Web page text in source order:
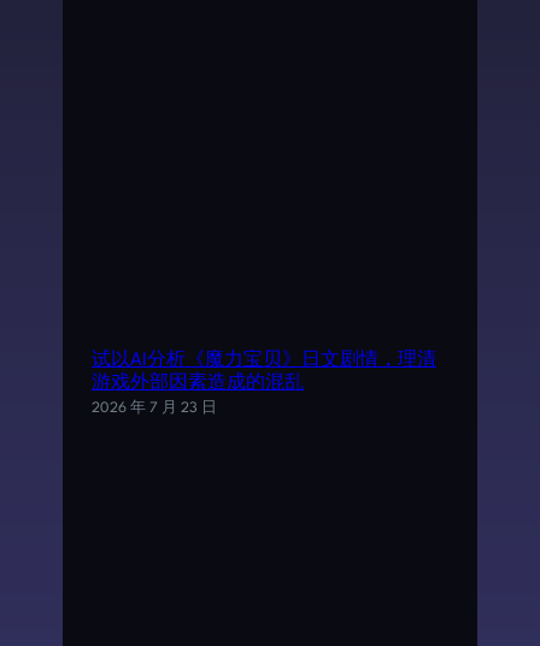
试以AI分析《魔力宝贝》日文剧情，理清
游戏外部因素造成的混乱
2026 年 7 月 23 日